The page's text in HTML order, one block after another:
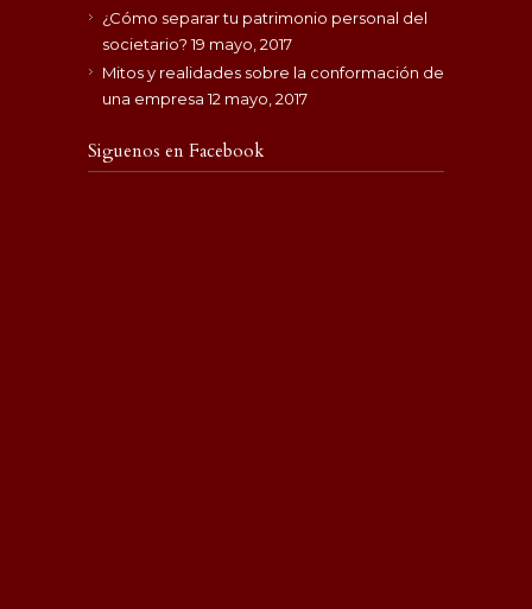
¿Cómo separar tu patrimonio personal del
societario? 19 mayo, 2017
Mitos y realidades sobre la conformación de
una empresa 12 mayo, 2017
Siguenos en Facebook